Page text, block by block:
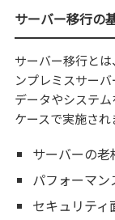
サーバー移行の
サーバー移行と
ンプレミスサー
データやシステ
ケースで実施され
サーバーの
パフォーマン
セキュリティ